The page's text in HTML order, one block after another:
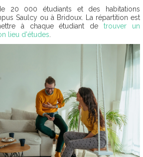
20 000 étudiants et des habitations
Saulcy ou à Bridoux. La répartition est
à chaque étudiant detrouver un
lieu d'études